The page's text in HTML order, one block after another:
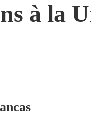
à la